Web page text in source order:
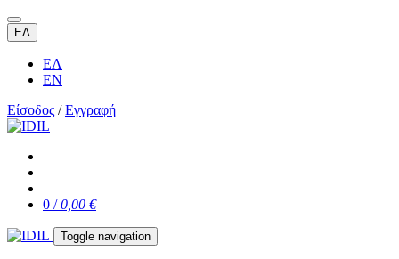
ΕΛ
ΕΛ
EN
Είσοδος /Εγγραφή
0 /0,00 €
Toggle navigation